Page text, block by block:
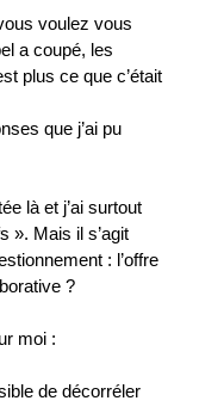
voulez vous
a coupé, les
plus ce que c’était
que j’ai pu
là et j’ai surtout
». Mais il s’agit
: l’offre
?
moi :
de décorréler